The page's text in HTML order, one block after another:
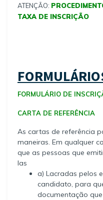
ATENÇÃO:
TAXA DE INSCRIÇÃO
FORMULÁRIO DE
CARTA DE REFERÊNCIA
As cartas de referência
maneiras. Em qualquer
que as pessoas que
las
a) Lacradas pelos
candidato, para
documentação